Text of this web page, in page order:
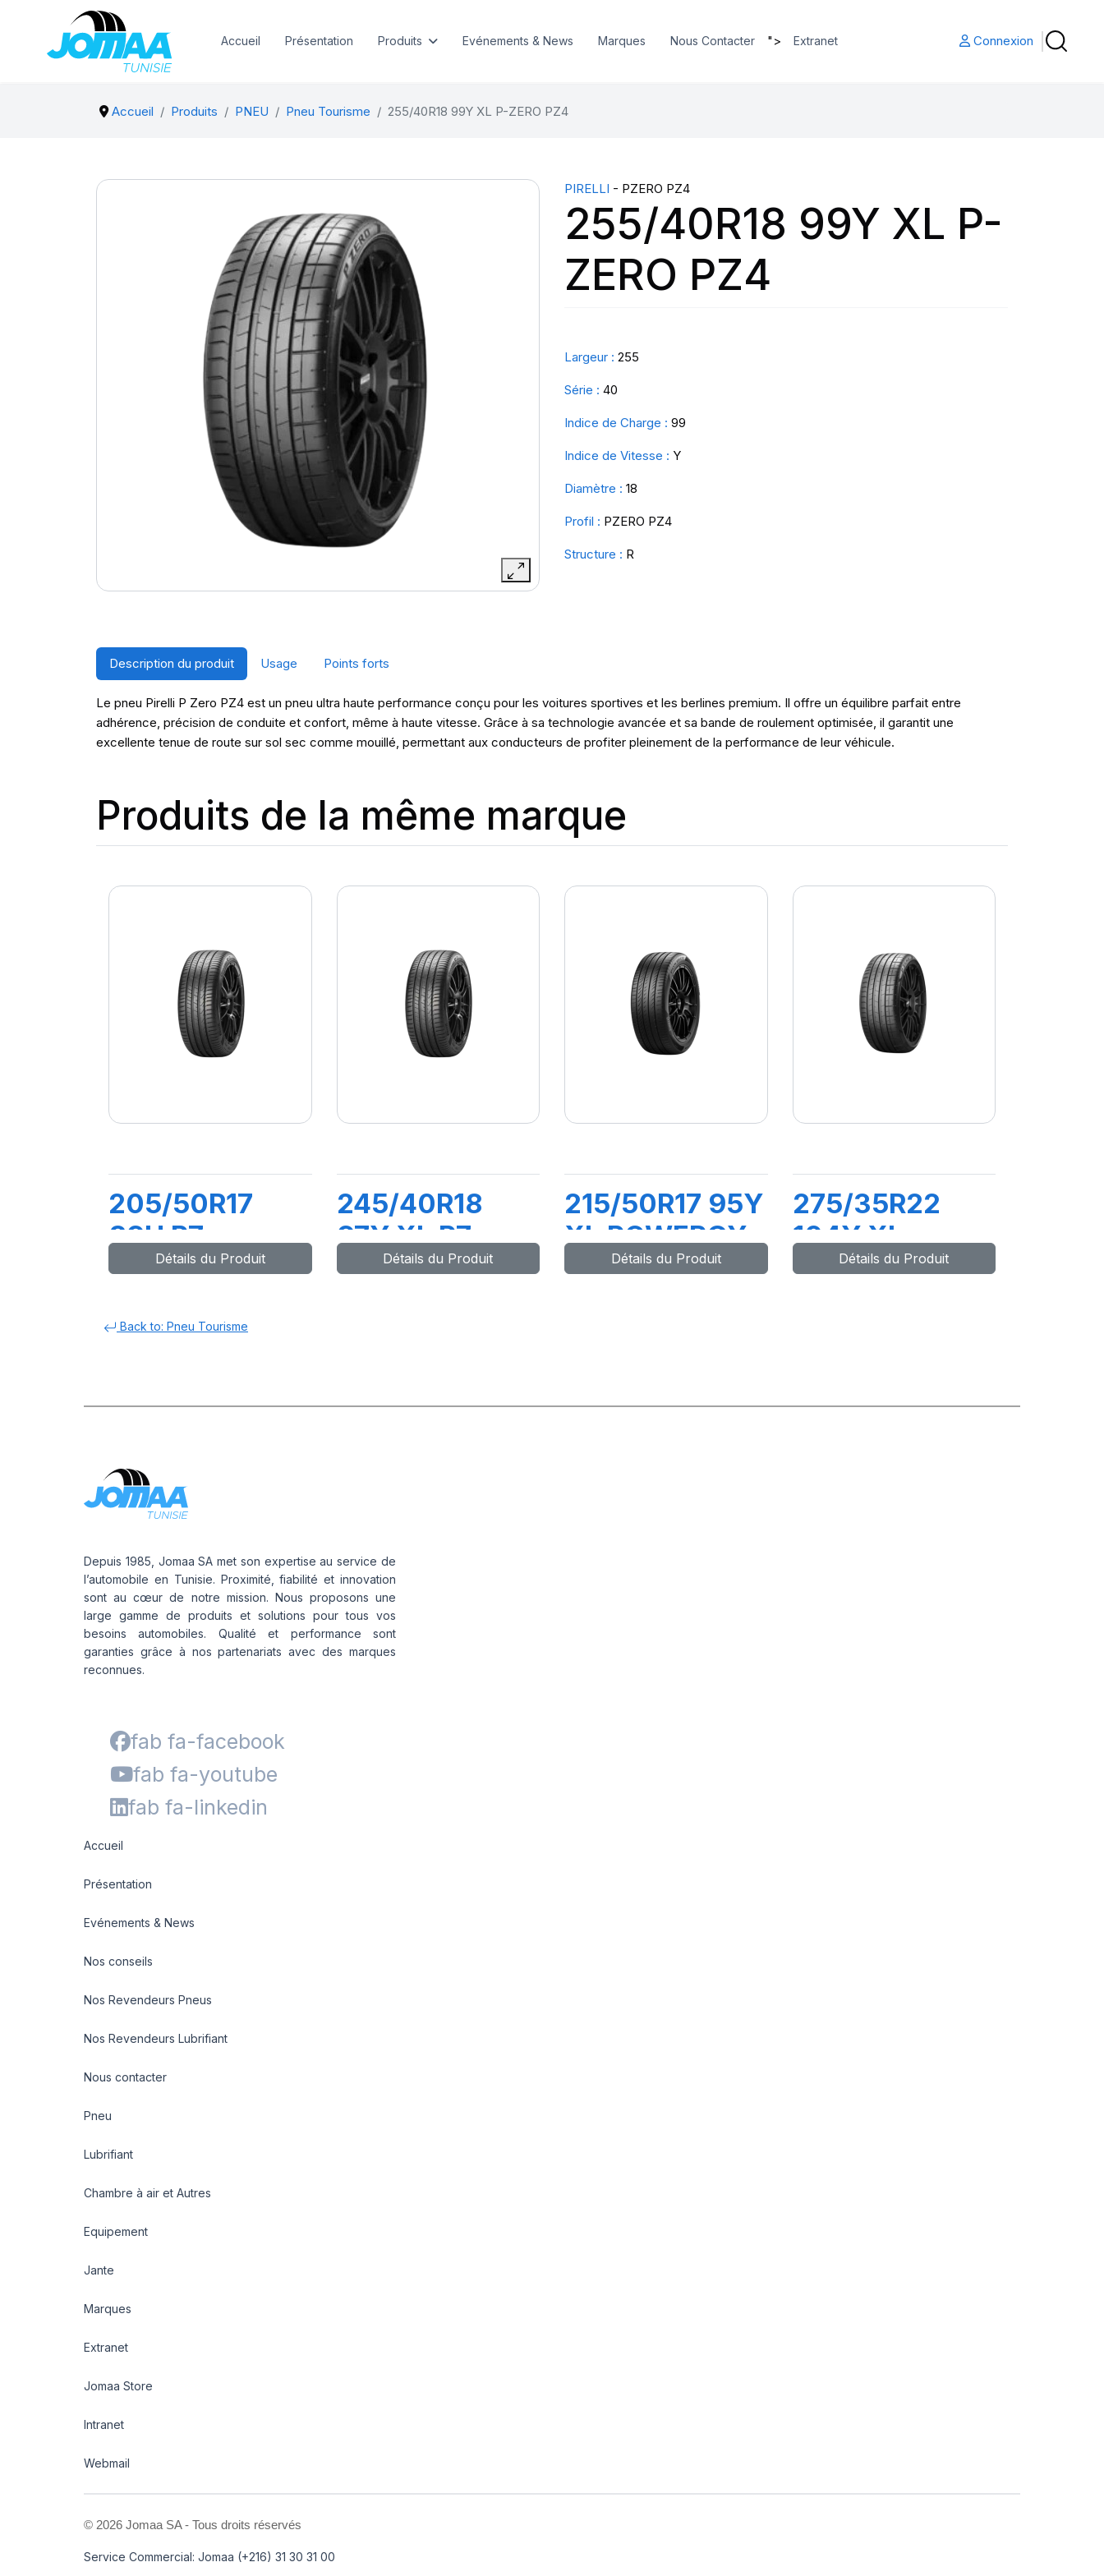
Accueil Présentation Produits Evénements & News Marques Nous Contacter "> Extranet Connexion
Accueil Produits PNEU Pneu Tourisme 255/40R18 99Y XL P-ZERO PZ4
PIRELLI - PZERO PZ4
255/40R18 99Y XL P-
ZERO PZ4
Largeur : 255
Série : 40
Indice de Charge : 99
Indice de Vitesse : Y
Diamètre : 18
Profil : PZERO PZ4
Structure : R
Description du produit Usage Points forts
Le pneu Pirelli P Zero PZ4 est un pneu ultra haute performance conçu pour les voitures sportives et les berlines premium. Il offre un équilibre parfait entre
adhérence, précision de conduite et confort, même à haute vitesse. Grâce à sa technologie avancée et sa bande de roulement optimisée, il garantit une
excellente tenue de route sur sol sec comme mouillé, permettant aux conducteurs de profiter pleinement de la performance de leur véhicule.
Produits de la même marque
205/50R17
89H P7
CINTURATO
Détails du Produit
245/40R18
97Y XL P7
CINTURATO
Détails du Produit
215/50R17 95Y
XL POWERGY
Détails du Produit
275/35R22
104Y XL
PZERO 4
Détails du Produit
Back to: Pneu Tourisme
Depuis 1985, Jomaa SA met son expertise au service de
l’automobile en Tunisie. Proximité, fiabilité et innovation
sont au cœur de notre mission. Nous proposons une
large gamme de produits et solutions pour tous vos
besoins automobiles. Qualité et performance sont
garanties grâce à nos partenariats avec des marques
reconnues.
fab fa-facebook
fab fa-youtube
fab fa-linkedin
Accueil
Présentation
Evénements & News
Nos conseils
Nos Revendeurs Pneus
Nos Revendeurs Lubrifiant
Nous contacter
Pneu
Lubrifiant
Chambre à air et Autres
Equipement
Jante
Marques
Extranet
Jomaa Store
Intranet
Webmail
© 2026 Jomaa SA - Tous droits réservés
Service Commercial: Jomaa (+216) 31 30 31 00